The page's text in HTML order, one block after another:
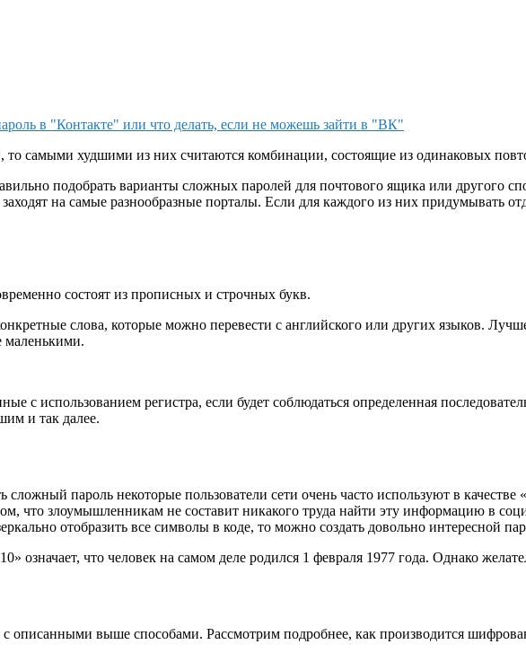
в "Контакте" или что делать, если не можешь зайти в "ВК"
то самыми худшими из них считаются комбинации, состоящие из одинаковых
подобрать варианты сложных паролей для почтового ящика или другого
на самые разнообразные порталы. Если для каждого из них придумывать
состоят из прописных и строчных букв.
слова, которые можно перевести с английского или других языков.
маленькими.
с использованием регистра, если будет соблюдаться определенная
и так далее.
сложный пароль некоторые пользователи сети очень часто используют в
что злоумышленникам не составит никакого труда найти эту информацию в
отобразить все символы в коде, то можно создать довольно интересной
означает, что человек на самом деле родился 1 февраля 1977 года. Однако
описанными выше способами. Рассмотрим подробнее, как производится